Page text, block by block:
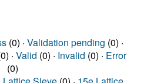
(0) · Validation pending (0) ·
· Valid (0) · Invalid (0) · Error
(0)